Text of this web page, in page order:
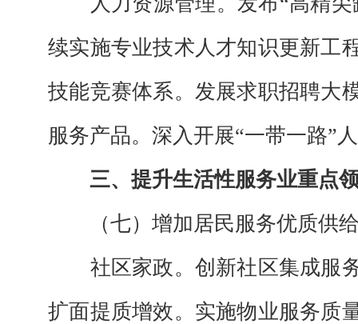
续实施专业技术人才知识更新工
技能竞赛体系。发展求职招聘大
服务产品。深入开展“一带一路”
三、提升生活性服务业重点
（七）增加居民服务优质供
社区家政。 创新社区集成服
扩面提质增效。实施物业服务质